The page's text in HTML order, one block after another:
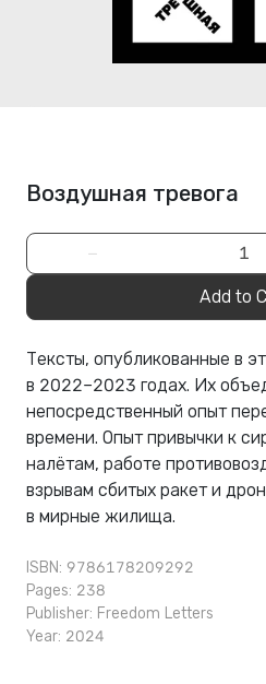
Воздушная тревога
−
Add to
Тексты, опубликованные в
в 2022–2023 годах. Их
непосредственный опыт
времени. Опыт привычки к
налётам, работе
взрывам сбитых ракет и
в мирные жилища.
ISBN: 9786178209292
Pages: 238
Publisher: Freedom Letters
Year: 2024